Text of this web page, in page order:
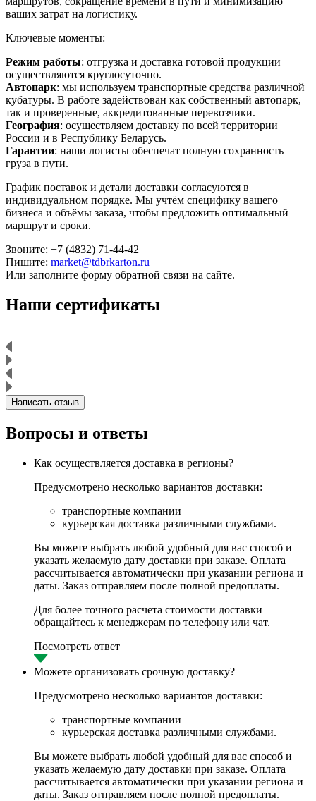
ваших затрат на логистику.
Ключевые моменты:
Режим работы: отгрузка и доставка готовой продукции
осуществляются круглосуточно.
Автопарк: мы используем транспортные средства различной
кубатуры. В работе задействован как собственный автопарк,
так и проверенные, аккредитованные перевозчики.
География: осуществляем доставку по всей территории
России и в Республику Беларусь.
Гарантии: наши логисты обеспечат полную сохранность
груза в пути.
График поставок и детали доставки согласуются в
индивидуальном порядке. Мы учтём специфику вашего
бизнеса и объёмы заказа, чтобы предложить оптимальный
маршрут и сроки.
Звоните: +7 (4832) 71-44-42
Пишите: market@tdbrkarton.ru
Или заполните форму обратной связи на сайте.
Наши сертификаты
Написать отзыв
Вопросы и ответы
Как осуществляется доставка в регионы?
Предусмотрено несколько вариантов доставки:
транспортные компании
курьерская доставка различными службами.
Вы можете выбрать любой удобный для вас способ и
указать желаемую дату доставки при заказе. Оплата
рассчитывается автоматически при указании региона и
даты. Заказ отправляем после полной предоплаты.
Для более точного расчета стоимости доставки
обращайтесь к менеджерам по телефону или чат.
Посмотреть ответ
Можете организовать срочную доставку?
Предусмотрено несколько вариантов доставки:
транспортные компании
курьерская доставка различными службами.
Вы можете выбрать любой удобный для вас способ и
указать желаемую дату доставки при заказе. Оплата
рассчитывается автоматически при указании региона и
даты. Заказ отправляем после полной предоплаты.